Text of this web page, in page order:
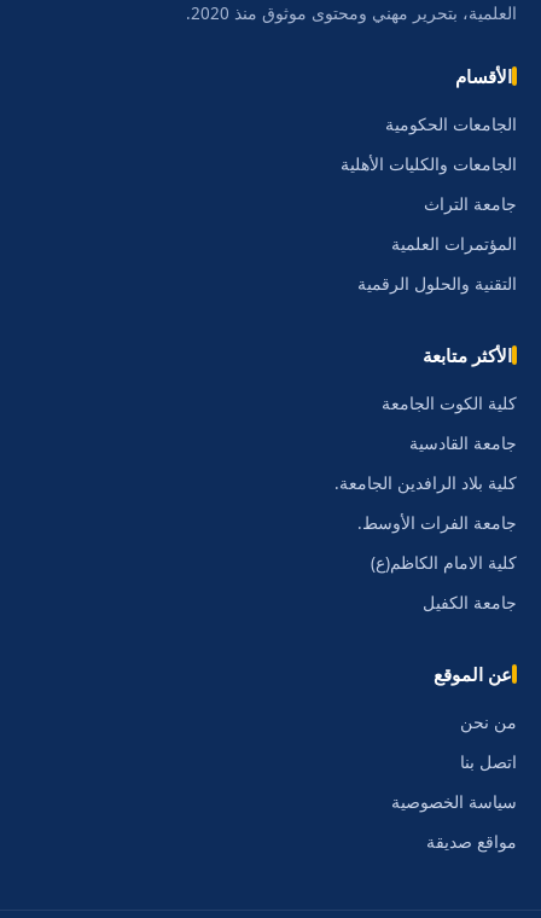
العلمية، بتحرير مهني ومحتوى موثوق منذ 2020.
الأقسام
الجامعات الحكومية
الجامعات والكليات الأهلية
جامعة التراث
المؤتمرات العلمية
التقنية والحلول الرقمية
الأكثر متابعة
كلية الكوت الجامعة
جامعة القادسية
كلية بلاد الرافدين الجامعة.
جامعة الفرات الأوسط.
كلية الامام الكاظم(ع)
جامعة الكفيل
عن الموقع
من نحن
اتصل بنا
سياسة الخصوصية
مواقع صديقة